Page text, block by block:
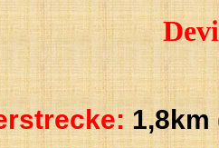
1,8km